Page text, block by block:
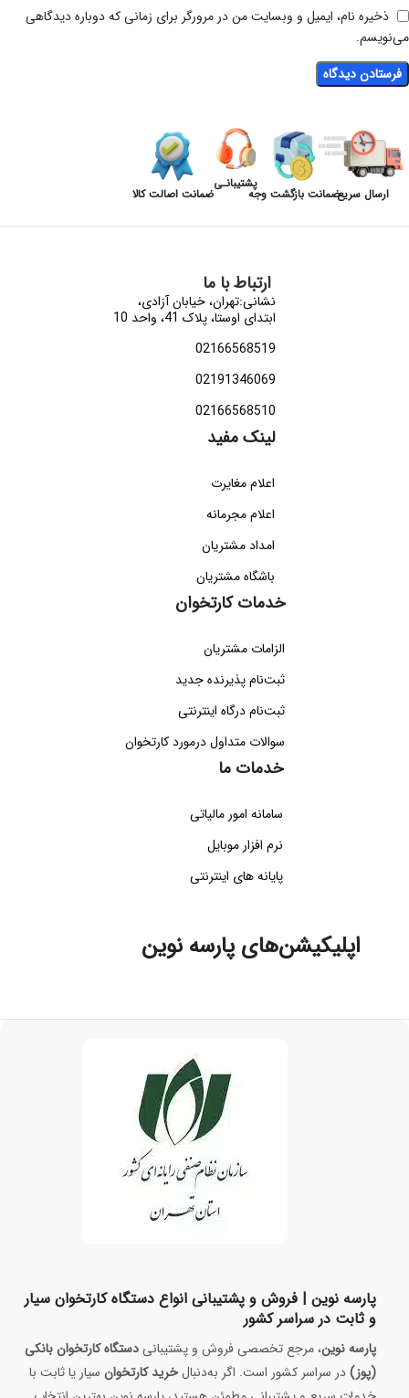
ذخیره نام، ایمیل و وبسایت من در مرورگر برای زمانی که دوباره دیدگاهی
می‌نویسم.
ارسال سریعضمانت بازگشت وجه
پشتیبانـی
ضمانت اصالت کالا
ارتباط با ما
نشانی:تهران، خیابان آزادی،
ابتدای اوستا، پلاک 41، واحد 10
02166568519
02191346069
02166568510
لینک مفید
اعلام مغایرت
اعلام مجرمانه
امداد مشتریان
باشگاه مشتریان
خدمات کارتخوان
الزامات مشتریان
ثبت‌نام پذیرنده جدید
ثبت‌نام درگاه اینترنتی
سوالات متداول درمورد کارتخوان
خدمات ما
سامانه امور مالیاتی
نرم افزار موبایل
پایانه های اینترنتی
اپلیکیشن‌های پارسه نوین
پارسه نوین | فروش و پشتیبانی انواع دستگاه کارتخوان سیار
و ثابت در سراسر کشور
پارسه نوین، مرجع تخصصی فروش و پشتیبانیدستگاه کارتخوان بانکی
(پوز)در سراسر کشور است. اگر به‌دنبالخرید کارتخوان سیار یا ثابت با